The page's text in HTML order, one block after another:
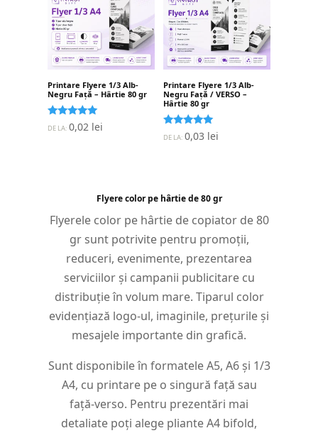
Printare Flyere 1/3 Alb-
Negru Față – Hârtie 80 gr
Evaluat la
5.00
DE LA:0,02 lei
Printare Flyere 1/3 Alb-
Negru Față / VERSO –
Hârtie 80 gr
Evaluat la
5.00
DE LA:0,03 lei
Flyere color pe hârtie de 80 gr
Flyerele color pe hârtie de copiator de 80
gr sunt potrivite pentru promoții,
reduceri, evenimente, prezentarea
serviciilor și campanii publicitare cu
distribuție în volum mare. Tiparul color
evidențiază logo-ul, imaginile, prețurile și
mesajele importante din grafică.
Sunt disponibile în formatele A5, A6 și 1/3
A4, cu printare pe o singură față sau
față-verso. Pentru prezentări mai
detaliate poți alege pliante A4 bifold,